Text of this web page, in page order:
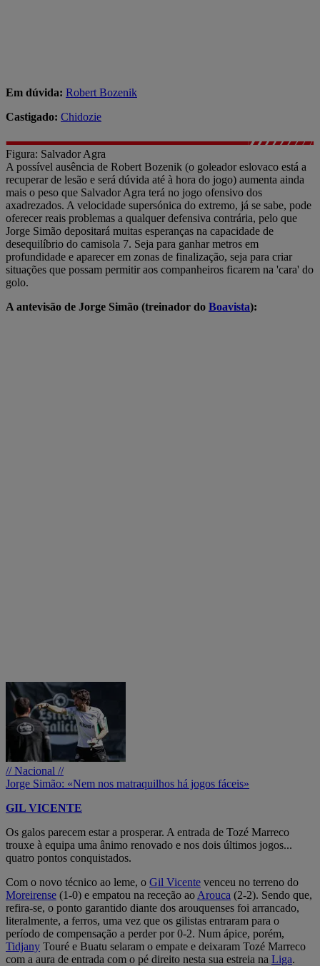
Em dúvida: Robert Bozenik
Castigado: Chidozie
Figura: Salvador Agra
A possível ausência de Robert Bozenik (o goleador eslovaco está a
recuperar de lesão e será dúvida até à hora do jogo) aumenta ainda
mais o peso que Salvador Agra terá no jogo ofensivo dos
axadrezados. A velocidade supersónica do extremo, já se sabe, pode
oferecer reais problemas a qualquer defensiva contrária, pelo que
Jorge Simão depositará muitas esperanças na capacidade de
desequilíbrio do camisola 7. Seja para ganhar metros em
profundidade e aparecer em zonas de finalização, seja para criar
situações que possam permitir aos companheiros ficarem na 'cara' do
golo.
A antevisão de Jorge Simão (treinador do Boavista):
// Nacional //
Jorge Simão: «Nem nos matraquilhos há jogos fáceis»
GIL VICENTE
Os galos parecem estar a prosperar. A entrada de Tozé Marreco
trouxe à equipa uma ânimo renovado e nos dois últimos jogos...
quatro pontos conquistados.
Com o novo técnico ao leme, o Gil Vicente venceu no terreno do
Moreirense (1-0) e empatou na receção ao Arouca (2-2). Sendo que,
refira-se, o ponto garantido diante dos arouquenses foi arrancado,
literalmente, a ferros, uma vez que os gilistas entraram para o
período de compensação a perder por 0-2. Num ápice, porém,
Tidjany Touré e Buatu selaram o empate e deixaram Tozé Marreco
com a aura de entrada com o pé direito nesta sua estreia na Liga.